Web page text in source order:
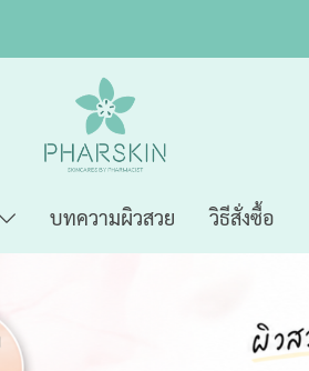
บทความผิวสวย วิธีสั่งซื้อ